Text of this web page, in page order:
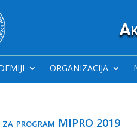
ORGANIZACIJA
program MIPRO 2019